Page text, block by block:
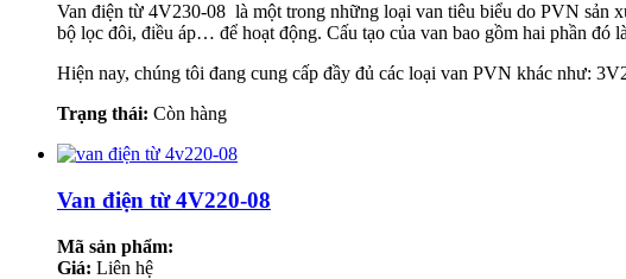
Van điện từ 4V230-08 là một trong những loại van tiêu biểu do PVN sản
bộ lọc đôi, điều áp… để hoạt động. Cấu tạo của van bao gồm hai phần
Hiện nay, chúng tôi đang cung cấp đầy đủ các loại van PVN khác như:
Trạng thái: Còn hàng
Van điện từ 4V220-08
Mã sản phẩm:
Giá: Liên hệ